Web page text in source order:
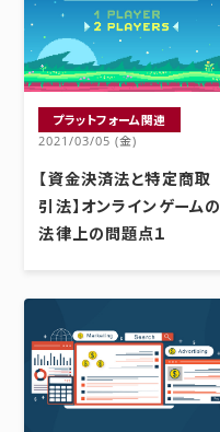
プラットフォーム関連
2021/03/05 (金)
【資金決済法と特定商取
引法】オンラインゲームの
法律上の問題点１